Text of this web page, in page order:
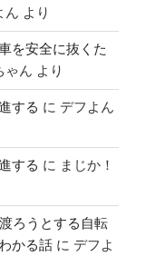
ん より
を安全に抜くた
ゃん より
する に デフよん
する に まじか！
ろうとする自転
かる話 に デフよ